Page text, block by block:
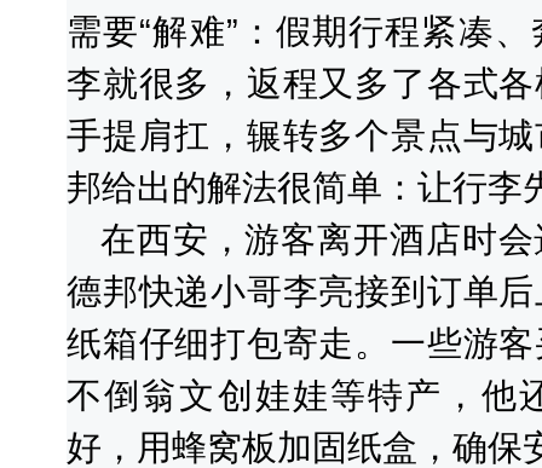
需要“解难”：假期行程紧凑
李就很多，返程又多了各式
手提肩扛，辗转多个景点与
邦给出的解法很简单：让行李
在西安，游客离开酒店时
德邦快递小哥李亮接到订单
纸箱仔细打包寄走。一些游
不倒翁文创娃娃等特产，他
好，用蜂窝板加固纸盒，确保